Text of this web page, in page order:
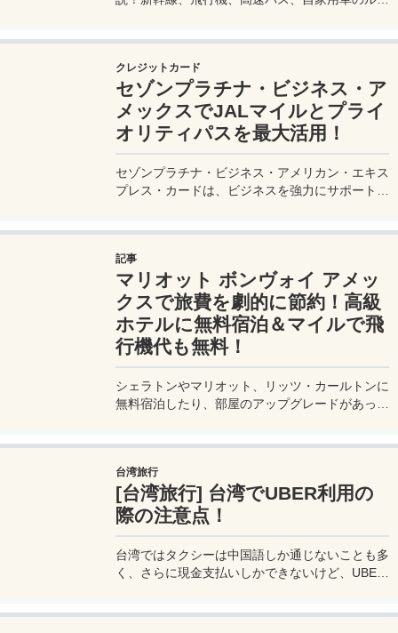
クレジットカード
セゾンプラチナ・ビジネス・ア
メックスでJALマイルとプライ
オリティパスを最大活用！
セゾンプラチナ・ビジネス・アメリカン・エキス
プレス・カードは、ビジネスを強力にサポートす
最適です。初年度の年会費無料も魅力。ステータ
スと実用性を兼ね備えたビジネスカードで、あな
たのビジネスをワンランクアップさせませんか？
記事
マリオット ボンヴォイ アメッ
クスで旅費を劇的に節約！高級
ホテルに無料宿泊＆マイルで飛
行機代も無料！
シェラトンやマリオット、リッツ・カールトンに
無料宿泊したり、部屋のアップグレードがあった
カード 」の魅力とメリット、デメリットを交え
詳しく紹介していきたい。
台湾旅行
[台湾旅行] 台湾でUBER利用の
際の注意点！
台湾ではタクシーは中国語しか通じないことも多
く、さらに現金支払いしかできないけど、UBER